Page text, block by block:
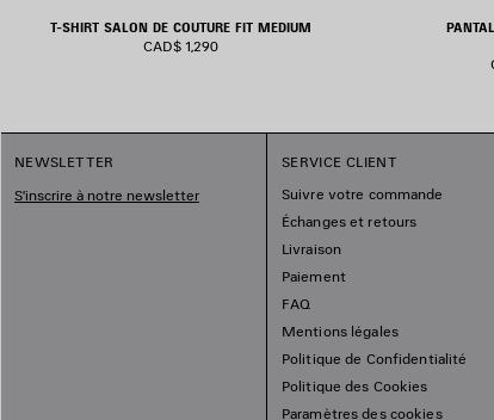
T-SHIRT SALON DE COUTURE FIT MEDIUM
CAD$ 1,290
NEWSLETTER
S'inscrire à notre newsletter
SERVICE CLIENT
Suivre votre commande
Échanges et retours
Livraison
Paiement
FAQ
Mentions légales
Politique de Confidentialité
Politique des Cookies
Paramètres des cookies